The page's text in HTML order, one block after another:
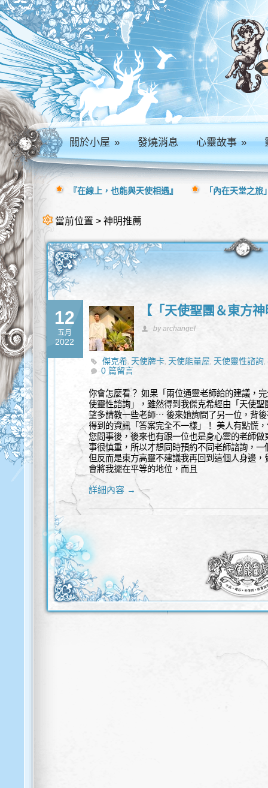
關於小屋» 發燒消息 心靈故事»
當前位置 > 神明推薦
12
五月
2022
【「天使聖團＆東方
by archangel
傑克希, 天使牌卡, 天使能量屋, 天使靈性諮詢,
0 篇留言
你會怎麼看？ 如果「兩位通靈老師給的建議，
使靈性諮詢」，雖然得到我傑克希經由「天使
望多請教一些老師⋯ 後來她詢問了另一位，背
得到的資訊「答案完全不一樣」！ 美人有點慌
您問事後，後來也有跟一位也是身心靈的老師
事很慎重，所以才想同時預約不同老師諮詢，
但反而是東方高靈不建議我再回到這個人身邊
會將我擺在平等的地位，而且
詳細內容 →
『在線上，也能與天使相遇』 「內在天堂之